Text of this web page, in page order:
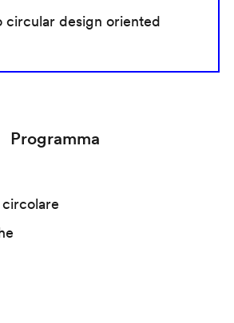
design oriented
Programma
circolare